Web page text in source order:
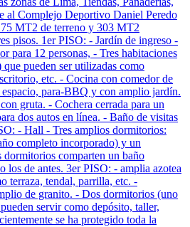
al Complejo Deportivo Daniel Peredo
MT2 de terreno y 303 MT2
pisos. 1er PISO: - Jardín de ingreso -
para 12 personas, - Tres habitaciones
pueden ser utilizadas como
etc. - Cocina con comedor de
para-BBQ y con amplio jardín.
gruta. - Cochera cerrada para un
dos autos en línea. - Baño de visitas
- Hall - Tres amplios dormitorios:
completo incorporado) y un
comparten un baño
los de antes. 3er PISO: - amplia azotea
terraza, tendal, parrilla, etc. -
de granito. - Dos dormitorios (uno
servir como depósito, taller,
se ha protegido toda la